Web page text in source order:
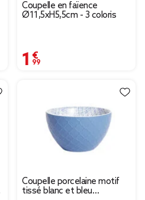
Coupelle en faïence
Ø11,5xH5,5cm - 3 coloris
1,99 €
Coupelle porcelaine motif
tissé blanc et bleu